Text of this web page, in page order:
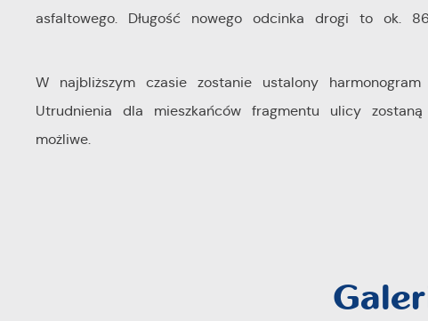
asfaltowego. Długość nowego odcinka drogi to ok.
W najbliższym czasie zostanie ustalony
Utrudnienia dla mieszkańców fragmentu ulicy
możliwe.